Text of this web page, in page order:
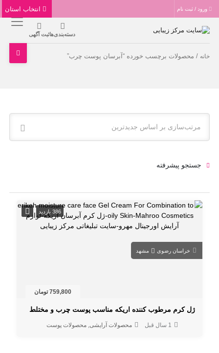
ورود / ثبت نام
دسته‌بندی‌هاثبت آگهی
خانه / محصولات برچسب خورده “آبرسان پوست چرب”
مرتب‌سازی بر اساس جدیدترین
جستجو پیشرفته
386 بازدید
خراسان رضوی مشهد
759,800 تومان
ژل کرم مرطوب کننده اریکه مناسب پوست چرب و مختلط
1 سال قبل محصولات آرایشی محصولات پوست